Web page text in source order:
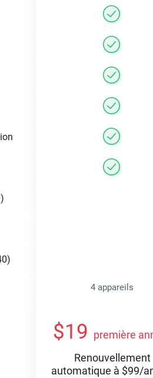
)
)
4 appareils
$19 première
Renouvellement
automatique à $99/